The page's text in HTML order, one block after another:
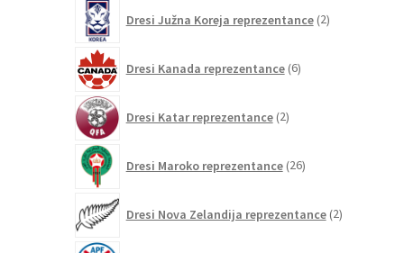
Dresi Južna Koreja reprezentance 2izdelka
Dresi Kanada reprezentance 6izdelkov
Dresi Katar reprezentance 2izdelka
Dresi Maroko reprezentance 26izdelkov
Dresi Nova Zelandija reprezentance 2izdelka